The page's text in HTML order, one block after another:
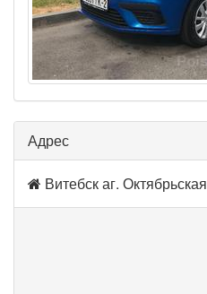
Адрес
Витебск аг. Октябрьская